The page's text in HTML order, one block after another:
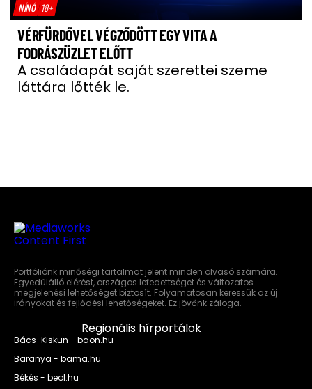
NÍNÓ 18+
VÉRFÜRDŐVEL VÉGZŐDÖTT EGY VITA A
FODRÁSZÜZLET ELŐTT
A családapát saját szerettei szeme
láttára lőtték le.
Portfóliónk minőségi tartalmat jelent minden olvasó számára.
Egyedülálló elérést, országos lefedettséget és változatos
megjelenési lehetőséget biztosít. Folyamatosan keressük az új
irányokat és fejlődési lehetőségeket. Ez jövőnk záloga.
Regionális hírportálok
Bács-Kiskun - baon.hu
Baranya - bama.hu
Békés - beol.hu